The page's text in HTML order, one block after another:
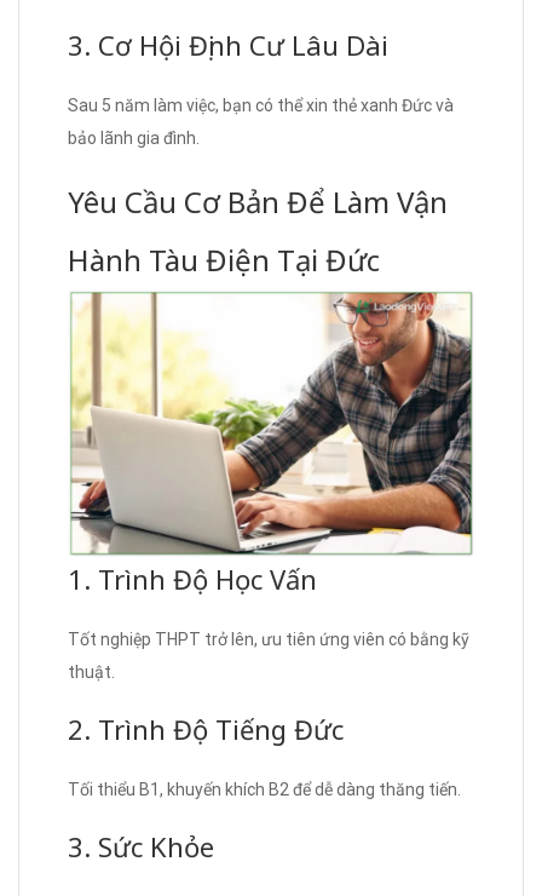
3. Cơ Hội Định Cư Lâu Dài
Sau 5 năm làm việc, bạn có thể xin thẻ xanh Đức và
bảo lãnh gia đình.
Yêu Cầu Cơ Bản Để Làm Vận
Hành Tàu Điện Tại Đức
1. Trình Độ Học Vấn
Tốt nghiệp THPT trở lên, ưu tiên ứng viên có bằng kỹ
thuật.
2. Trình Độ Tiếng Đức
Tối thiểu B1, khuyến khích B2 để dễ dàng thăng tiến.
3. Sức Khỏe